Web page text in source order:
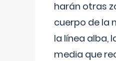
harán otras
cuerpo de la
la línea alba,
media que